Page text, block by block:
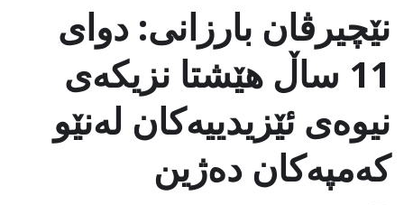
نێچیرڤان بارزانی: دوای
11 ساڵ هێشتا نزیکەی
نیوەی ئێزیدییەکان لەنێو
کەمپەکان دەژین